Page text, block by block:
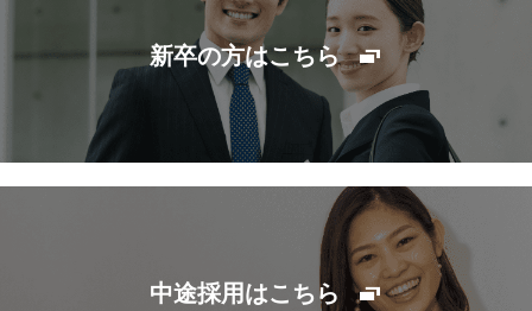
新卒の方はこちら
中途採用はこちら